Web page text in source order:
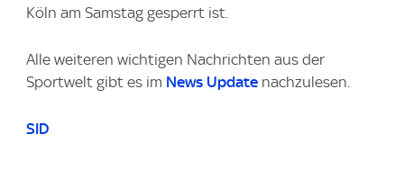
Köln am Samstag gesperrt ist.
Alle weiteren wichtigen Nachrichten aus der
Sportwelt gibt es im News Update nachzulesen.
SID